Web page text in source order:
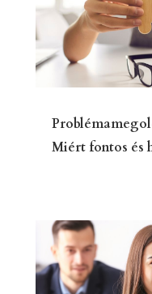
Miért fontos és